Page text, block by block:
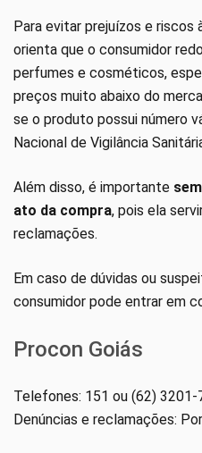
Para evitar prejuízos e riscos
orienta que o consumidor
perfumes e cosméticos,
preços muito abaixo do
se o produto possui número
Nacional de Vigilância
Além disso, é importante
ato da compra, pois ela
reclamações.
Em caso de dúvidas ou
consumidor pode entrar em
Procon Goiás
Telefones: 151 ou (62) 3201-
Denúncias e reclamações: